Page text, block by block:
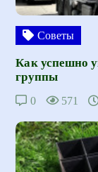
Советы
Как успешно
группы
0 571